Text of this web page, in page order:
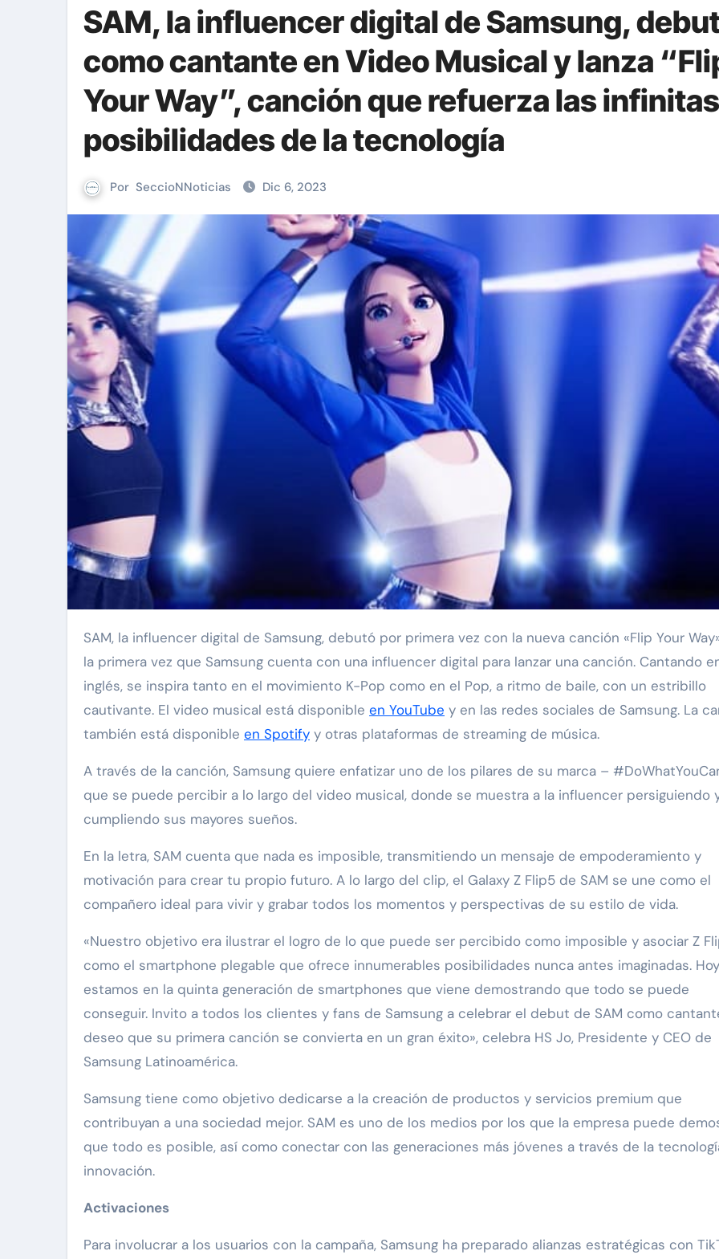
SAM, la influencer digital de Samsung,
como cantante en Video Musical y lanza
Your Way”, canción que refuerza las infinitas
posibilidades de la tecnología
Por SeccioNNoticias Dic 6, 2023
SAM, la influencer digital de Samsung, debutó por primera vez con la nueva canción «Flip Your Way». Es
la primera vez que Samsung cuenta con una influencer digital para lanzar una canción. Cantando
inglés, se inspira tanto en el movimiento K-Pop como en el Pop, a ritmo de baile, con un estribillo
cautivante. El video musical está disponible en YouTube y en las redes sociales de Samsung. La
también está disponible en Spotify y otras plataformas de streaming de música.
A través de la canción, Samsung quiere enfatizar uno de los pilares de su marca –
que se puede percibir a lo largo del video musical, donde se muestra a la influencer persiguiendo
cumpliendo sus mayores sueños.
En la letra, SAM cuenta que nada es imposible, transmitiendo un mensaje de empoderamiento y
motivación para crear tu propio futuro. A lo largo del clip, el Galaxy Z Flip5 de SAM se une como el
compañero ideal para vivir y grabar todos los momentos y perspectivas de su estilo de vida.
«Nuestro objetivo era ilustrar el logro de lo que puede ser percibido como imposible y asociar Z
como el smartphone plegable que ofrece innumerables posibilidades nunca antes imaginadas.
estamos en la quinta generación de smartphones que viene demostrando que todo se puede
conseguir. Invito a todos los clientes y fans de Samsung a celebrar el debut de SAM como
deseo que su primera canción se convierta en un gran éxito», celebra HS Jo, Presidente y CEO de
Samsung Latinoamérica.
Samsung tiene como objetivo dedicarse a la creación de productos y servicios premium que
contribuyan a una sociedad mejor. SAM es uno de los medios por los que la empresa puede
que todo es posible, así como conectar con las generaciones más jóvenes a través de la
innovación.
Activaciones
Para involucrar a los usuarios con la campaña, Samsung ha preparado alianzas estratégicas con